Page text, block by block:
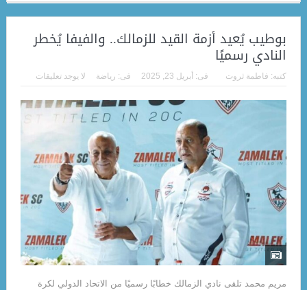
بوطيب يُعيد أزمة القيد للزمالك.. والفيفا يُخطر
النادي رسميًا
كتبه: فاطمة ثروت فى: أبريل 23, 2025 فى: رياضة لا يوجد تعليقات
مريم محمد تلقى نادي الزمالك خطابًا رسميًا من الاتحاد الدولي لكرة